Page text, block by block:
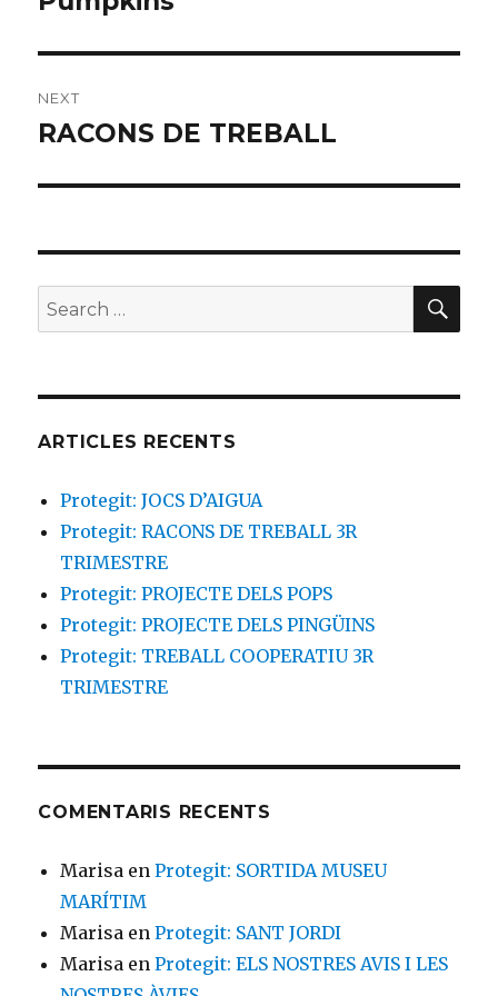
NEXT
Next
RACONS DE TREBALL
Search
for:
ARTICLES RECENTS
Protegit: JOCS D’AIGUA
Protegit: RACONS DE TREBALL 3R
TRIMESTRE
Protegit: PROJECTE DELS POPS
Protegit: PROJECTE DELS PINGÜINS
Protegit: TREBALL COOPERATIU 3R
TRIMESTRE
COMENTARIS RECENTS
Marisa enProtegit: SORTIDA MUSEU
MARÍTIM
Marisa enProtegit: SANT JORDI
Marisa enProtegit: ELS NOSTRES AVIS I LES